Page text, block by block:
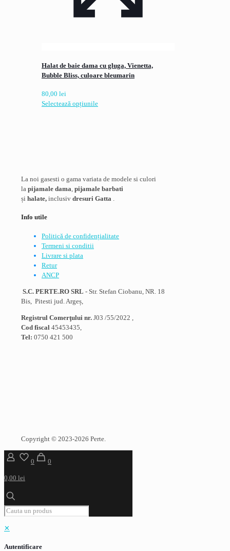
Halat de baie dama cu gluga, Vienetta,
Bubble Bliss, culoare bleumarin
80,00 lei
Selectează opțiunileAcest
fi
alese
în
La noi gasesti o gama variata de modele si culori
la pijamale dama, pijamale barbati
și halate, inclusiv dresuri Gatta .
Info utile
Politică de confidențialitate
Termeni si conditii
Livrare si plata
Retur
ANCP
S.C. PERTE.RO SRL - Str. Stefan Ciobanu, NR. 18
Bis, Pitesti jud. Argeș,
Registrul Comerţului nr. J03 /55/2022 ,
Cod fiscal 45453435,
Tel: 0750 421 500
Copyright © 2023-2026 Perte.
0 0
0,00 lei
✕
Autentificare